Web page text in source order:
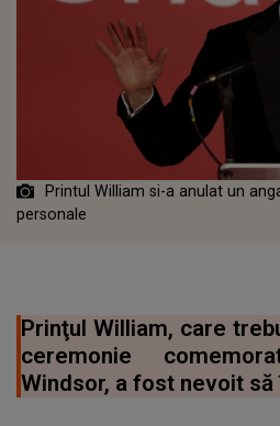
Printul William si-a anulat un
personale
Prinţul William, care
ceremonie
Windsor, a fost nevoit